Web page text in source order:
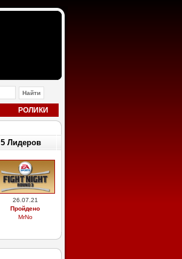
РОЛИКИ
5 Лидеров
26.07.21
Пройдено
MrNo